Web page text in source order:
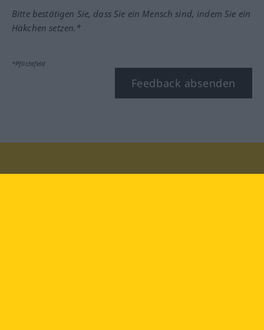
Bitte bestätigen Sie, dass Sie ein Mensch sind, indem Sie ein
Häkchen setzen.*
*Pflichtfeld
Feedback absenden
Besuchen Sie uns auf: